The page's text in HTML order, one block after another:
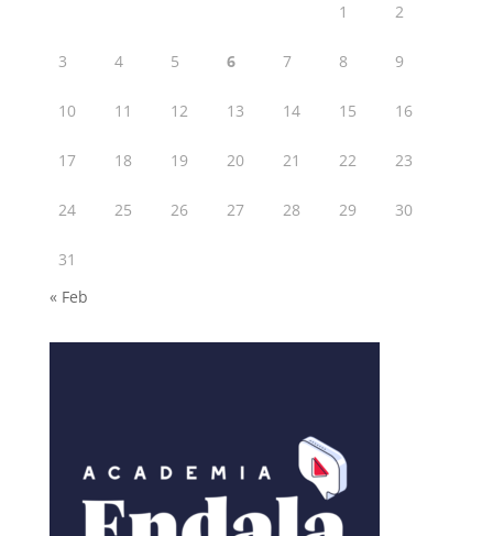
1 2
3 4 5 6 7 8 9
10 11 12 13 14 15 16
17 18 19 20 21 22 23
24 25 26 27 28 29 30
31
« Feb